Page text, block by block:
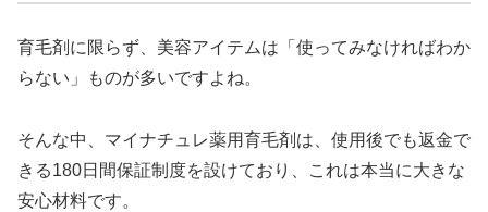
育毛剤に限らず、美容アイテムは「使ってみなければわか
らない」ものが多いですよね。
そんな中、マイナチュレ薬用育毛剤は、使用後でも返金で
きる180日間保証制度を設けており、これは本当に大きな
安心材料です。